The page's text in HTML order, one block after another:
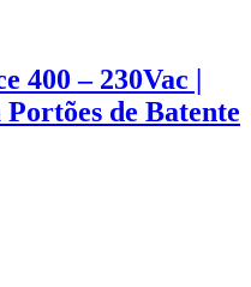
400 – 230Vac |
de Batente